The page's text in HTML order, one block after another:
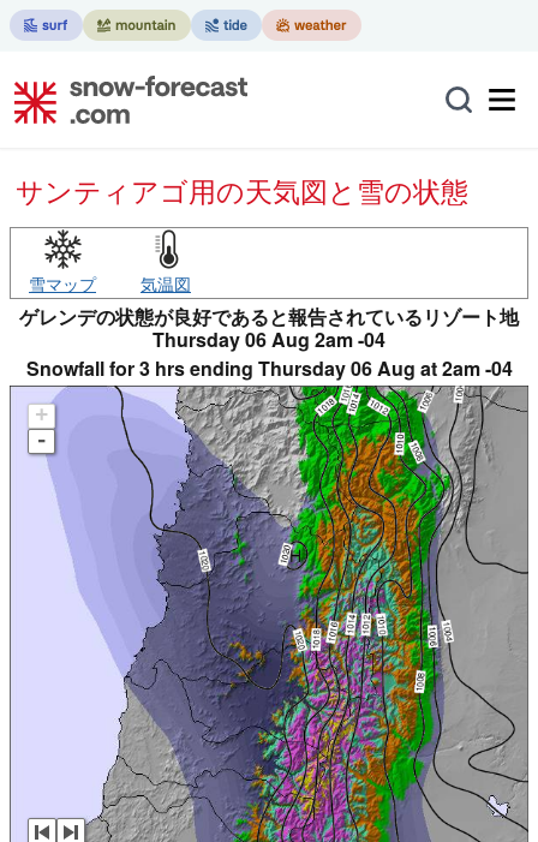
サンティアゴ用の天気図と雪の状態
雪マップ 気温図
ゲレンデの状態が良好であると報告されているリゾート地
Thursday 06 Aug 2am -04
Snowfall for 3 hrs ending Thursday 06 Aug at 2am -04
+
-